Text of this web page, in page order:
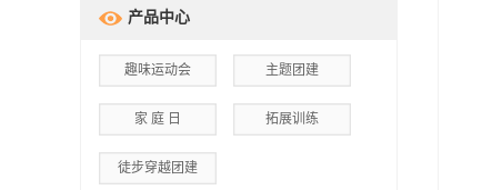
产品中心
趣味运动会 主题团建
家 庭 日 拓展训练
徒步穿越团建